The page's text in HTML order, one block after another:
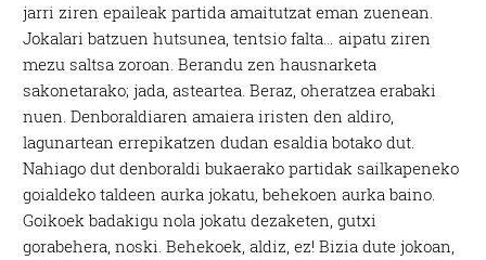
jarri ziren epaileak partida amaitutzat eman zuenean.
Jokalari batzuen hutsunea, tentsio falta… aipatu ziren
mezu saltsa zoroan. Berandu zen hausnarketa
sakonetarako; jada, asteartea. Beraz, oheratzea erabaki
nuen. Denboraldiaren amaiera iristen den aldiro,
lagunartean errepikatzen dudan esaldia botako dut.
Nahiago dut denboraldi bukaerako partidak sailkapeneko
goialdeko taldeen aurka jokatu, behekoen aurka baino.
Goikoek badakigu nola jokatu dezaketen, gutxi
gorabehera, noski. Behekoek, aldiz, ez! Bizia dute jokoan,